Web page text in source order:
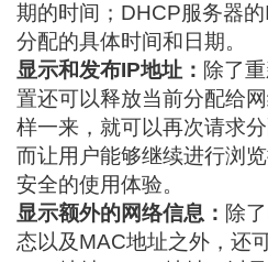
期的时间；DHCP服务器
分配的具体时间和日期。
显示和发布IP地址： 除了
置还可以释放当前分配给
样一来，就可以再次请求
而让用户能够继续进行浏
安全的使用体验。
显示额外的网络信息： 除
态以及MAC地址之外，还